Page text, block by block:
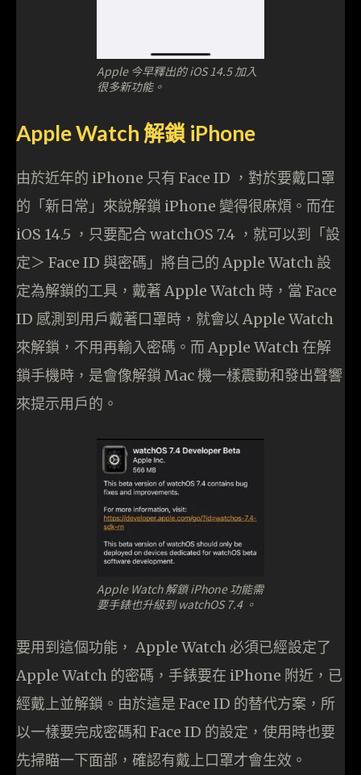
Apple 今早釋出的 iOS 14.5 加入
很多新功能。
Apple Watch 解鎖 iPhone
由於近年的 iPhone 只有 Face ID ，對於要戴口罩
的「新日常」來說解鎖 iPhone 變得很麻煩。而在
iOS 14.5 ，只要配合 watchOS 7.4 ，就可以到「設
定＞ Face ID 與密碼」將自己的 Apple Watch 設
定為解鎖的工具，戴著 Apple Watch 時，當 Face
ID 感測到用戶戴著口罩時，就會以 Apple Watch
來解鎖，不用再輸入密碼。而 Apple Watch 在解
鎖手機時，是會像解鎖 Mac 機一樣震動和發出聲響
來提示用戶的。
Apple Watch 解鎖 iPhone 功能需
要手錶也升級到 watchOS 7.4 。
要用到這個功能， Apple Watch 必須已經設定了
Apple Watch 的密碼，手錶要在 iPhone 附近，已
經戴上並解鎖。由於這是 Face ID 的替代方案，所
以一樣要完成密碼和 Face ID 的設定，使用時也要
先掃瞄一下面部，確認有戴上口罩才會生效。